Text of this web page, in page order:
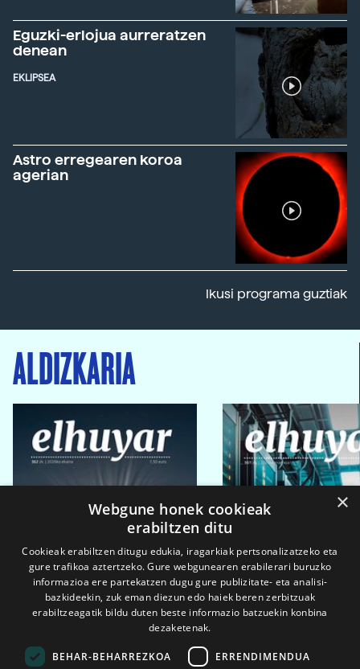
Eguzki-erlojua aurreratzen
denean
EKLIPSEA
Astro erregearen koroa
agerian
Ikusi programa guztiak
ALDIZKARIA
×
Webgune honek cookieak
erabiltzen ditu
Cookieak erabiltzen ditugu edukia, iragarkiak pertsonalizatzeko eta
gure trafikoa aztertzeko. Gure webgunearen erabilerari buruzko
informazioa ere partekatzen dugu gure publizitate- eta analisi-
bazkideekin, zuk eman diezun edo haiek beren zerbitzuak
erabiltzeagatik bildu duten beste informazio batzuekin konbina
dezaketenak.
BEHAR-BEHARREZKOA ERRENDIMENDUA